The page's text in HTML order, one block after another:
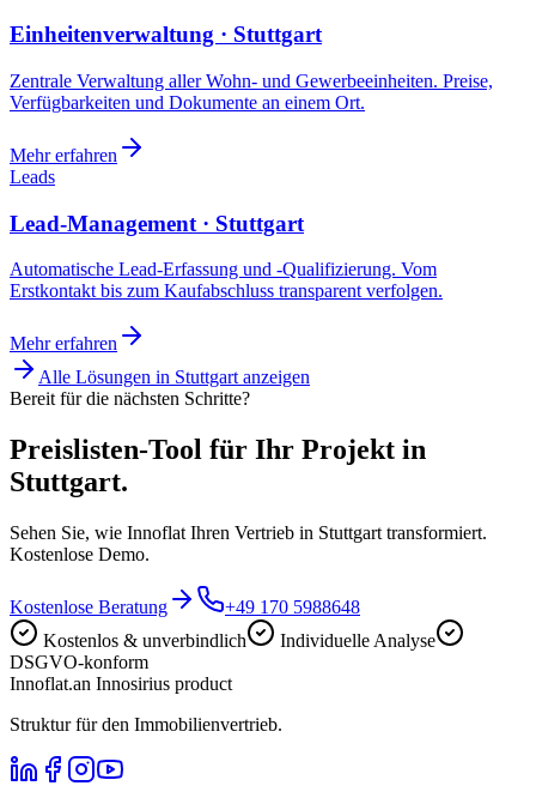
Einheitenverwaltung · Stuttgart
Zentrale Verwaltung aller Wohn- und Gewerbeeinheiten. Preise,
Verfügbarkeiten und Dokumente an einem Ort.
Mehr erfahren
Leads
Lead-Management · Stuttgart
Automatische Lead-Erfassung und -Qualifizierung. Vom
Erstkontakt bis zum Kaufabschluss transparent verfolgen.
Mehr erfahren
Alle Lösungen in Stuttgart anzeigen
Bereit für die nächsten Schritte?
Preislisten-Tool für Ihr Projekt in
Stuttgart.
Sehen Sie, wie Innoflat Ihren Vertrieb in Stuttgart transformiert.
Kostenlose Demo.
Kostenlose Beratung
+49 170 5988648
Kostenlos & unverbindlich
Individuelle Analyse
DSGVO-konform
Innoflat.an Innosirius product
Struktur für den Immobilienvertrieb.